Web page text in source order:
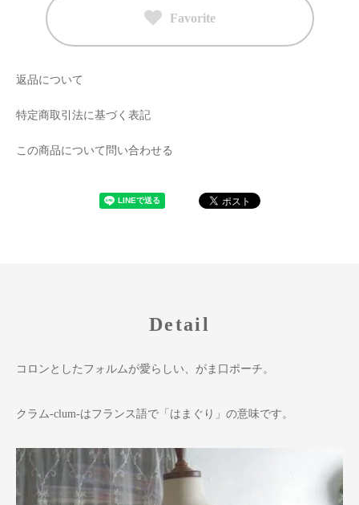
Favorite
返品について
特定商取引法に基づく表記
この商品について問い合わせる
Detail
コロンとしたフォルムが愛らしい、がま口ポーチ。
クラム-clum-はフランス語で「はまぐり」の意味です。